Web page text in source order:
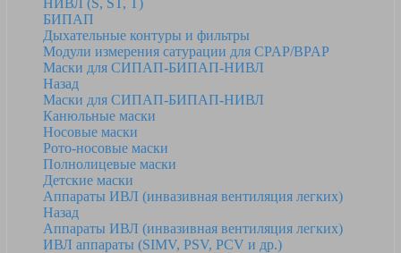
НИВЛ (S, ST, T)
БИПАП
Дыхательные контуры и фильтры
Модули измерения сатурации для CPAP/BPAP
Маски для СИПАП-БИПАП-НИВЛ
Назад
Маски для СИПАП-БИПАП-НИВЛ
Канюльные маски
Носовые маски
Рото-носовые маски
Полнолицевые маски
Детские маски
Аппараты ИВЛ (инвазивная вентиляция легких)
Назад
Аппараты ИВЛ (инвазивная вентиляция легких)
ИВЛ аппараты (SIMV, PSV, PCV и др.)